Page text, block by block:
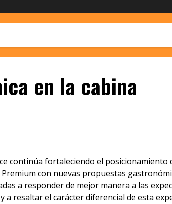
en la cabina
continúa fortaleciendo el posicionamiento
con nuevas propuestas
a responder de mejor manera a las
a resaltar el carácter diferencial de esta